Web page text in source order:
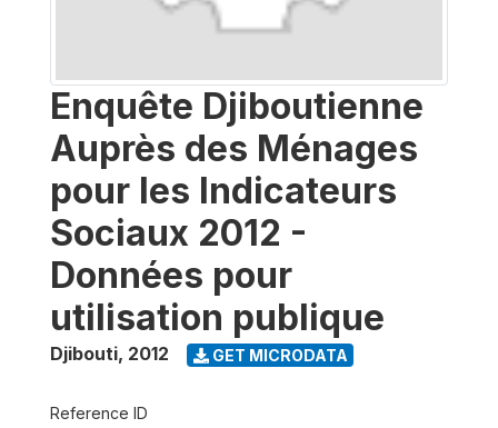
Enquête Djiboutienne
Auprès des Ménages
pour les Indicateurs
Sociaux 2012 -
Données pour
utilisation publique
Djibouti, 2012 GET MICRODATA
Reference ID